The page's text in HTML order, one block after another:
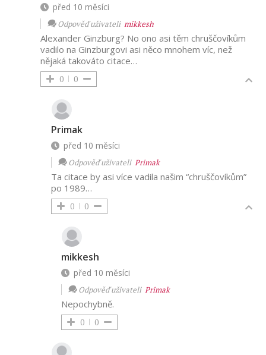
před 10 měsíci
Odpověď uživateli mikkesh
Alexander Ginzburg? No ono asi těm chruščovíkům
vadilo na Ginzburgovi asi něco mnohem víc, než
nějaká takováto citace…
0 0
Primak
před 10 měsíci
Odpověď uživateli Primak
Ta citace by asi více vadila našim “chruščovíkům”
po 1989…
0 0
mikkesh
před 10 měsíci
Odpověď uživateli Primak
Nepochybně.
0 0